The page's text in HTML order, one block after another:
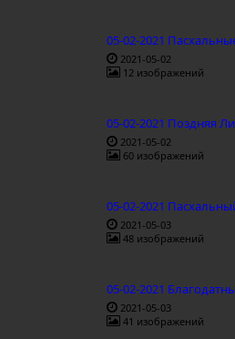
05-02-2021
2021-05-02
12 изображений
05-02-2021 Поздняя
2021-05-02
60 изображений
05-02-2021
2021-05-03
48 изображений
05-02-2021
2021-05-03
41 изображений